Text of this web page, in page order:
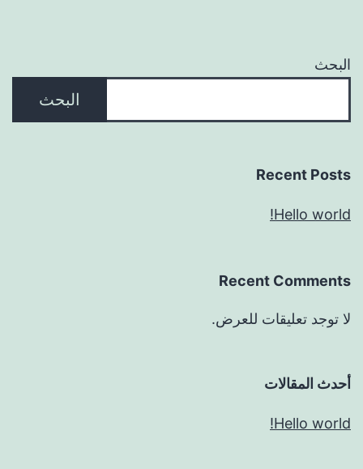
البحث
البحث
Recent Posts
Hello world!
Recent Comments
لا توجد تعليقات للعرض.
أحدث المقالات
Hello world!